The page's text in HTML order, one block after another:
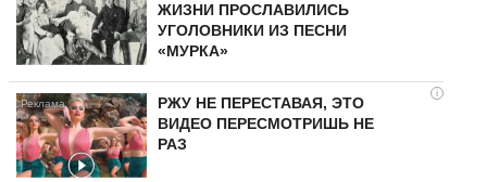
ЖИЗНИ ПРОСЛАВИЛИСЬ
УГОЛОВНИКИ ИЗ ПЕСНИ
«МУРКА»
i
РЖУ НЕ ПЕРЕСТАВАЯ, ЭТО
ВИДЕО ПЕРЕСМОТРИШЬ НЕ
РАЗ